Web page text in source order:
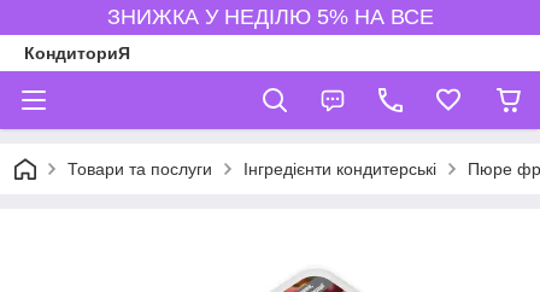
ЗНИЖКА У НЕДІЛЮ 5% НА ВСЕ
КондиториЯ
Товари та послуги Інгредієнти кондитерські Пюре